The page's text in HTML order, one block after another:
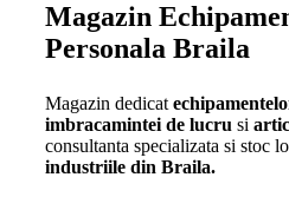
Magazin
Personala Braila
Magazin dedicat
imbracamintei de lucru si
consultanta specializata si stoc
industriile din Braila.